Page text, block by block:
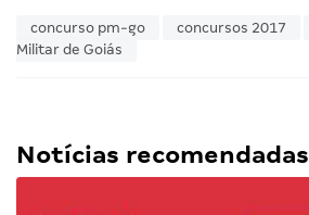
concurso pm-go concursos 2017
Militar de Goiás
Notícias recomendadas